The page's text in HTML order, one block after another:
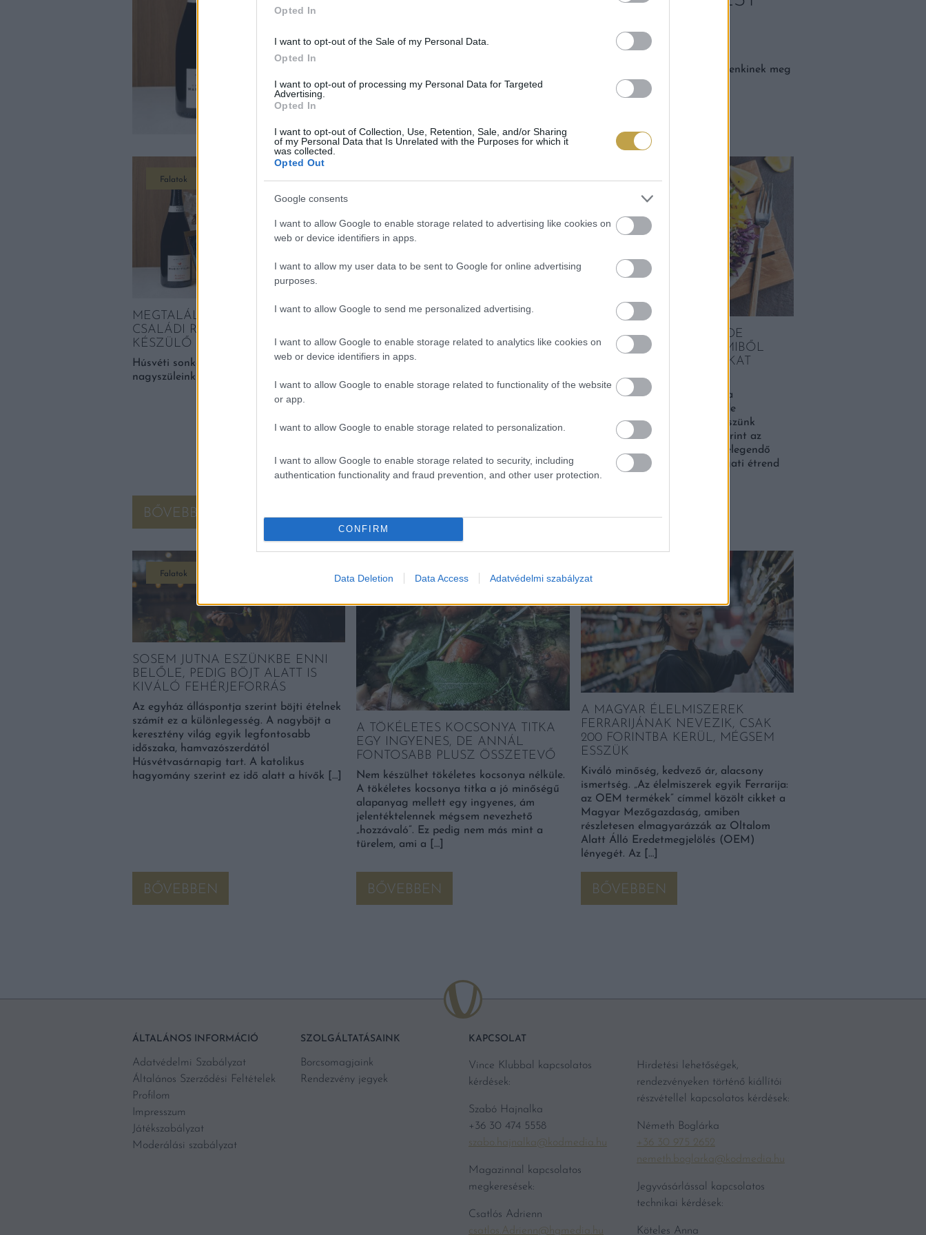
Opted In
I want to opt-out of the Sale of my Personal Data.
Opted In
I want to opt-out of processing my Personal Data for Targeted
Advertising.
Opted In
I want to opt-out of Collection, Use, Retention, Sale, and/or Sharing
of my Personal Data that Is Unrelated with the Purposes for which it
was collected.
Opted Out
Google consents
I want to allow Google to enable storage related to advertising like cookies on
web or device identifiers in apps.
I want to allow my user data to be sent to Google for online advertising
purposes.
I want to allow Google to send me personalized advertising.
I want to allow Google to enable storage related to analytics like cookies on
web or device identifiers in apps.
I want to allow Google to enable storage related to functionality of the website
or app.
I want to allow Google to enable storage related to personalization.
I want to allow Google to enable storage related to security, including
authentication functionality and fraud prevention, and other user protection.
CONFIRM
Data Deletion Data Access Adatvédelmi szabályzat
HELYÉRŐL!
Ezt a családi recept alapján készült finomságot mindenkinek meg
kell kóstolnia.
Falatok
MEGTALÁLTUK 2024 LEGJOBB,
CSALÁDI RECEPT ALAPJÁN
KÉSZÜLŐ HÚSVÉTI SONKÁJÁT!
Húsvéti sonka, ahogyan szüleink és
nagyszüleink főzték és füstölték.
BŐVEBBEN
Kortyok
A HEGYVIDÉK
HELYEN MEGVEHETSZ MINDENT
HÚSVÉTRA
finomságokról, a Hegyvidék
egyetlen Master Sommelier-je borokat is
Falatok
BÁRMILYEN MEGLEPŐ, DE
LÉTEZIK 4 ZÖLDSÉG, AMIBŐL
VESZÉLYES, HA TÚL SOKAT
ESZÜNK
A legtöbb egészséges étrend a
zöldségeket helyezi előtérbe, de
előfordulhat, hogy túl sokat eszünk
belőlük. A legtöbb kutatás szerint az
emberek többsége nem eszik elegendő
mennyiségű zöldséget. A nyugati étrend
[…]
Falatok
SOSEM JUTNA ESZÜNKBE ENNI
BELŐLE, PEDIG BÖJT ALATT IS
KIVÁLÓ FEHÉRJEFORRÁS
Az egyház álláspontja szerint böjti ételnek
számít ez a különlegesség. A nagyböjt a
keresztény világ egyik legfontosabb
időszaka, hamvazószerdától
Húsvétvasárnapig tart. A katolikus
hagyomány szerint ez idő alatt a hívők […]
BŐVEBBEN
Falatok
A TÖKÉLETES KOCSONYA TITKA
EGY INGYENES, DE ANNÁL
FONTOSABB PLUSZ ÖSSZETEVŐ
Nem készülhet tökéletes kocsonya nélküle.
A tökéletes kocsonya titka a jó minőségű
alapanyag mellett egy ingyenes, ám
jelentéktelennek mégsem nevezhető
„hozzávaló”. Ez pedig nem más mint a
türelem, ami a […]
BŐVEBBEN
A MAGYAR ÉLELMISZEREK
FERRARIJÁNAK NEVEZIK, CSAK
200 FORINTBA KERÜL, MÉGSEM
ESSZÜK
Kiváló minőség, kedvező ár, alacsony
ismertség. „Az élelmiszerek egyik Ferrarija:
az OEM termékek” címmel közölt cikket a
Magyar Mezőgazdaság, amiben
részletesen elmagyarázzák az Oltalom
Alatt Álló Eredetmegjelölés (OEM)
lényegét. Az […]
BŐVEBBEN
ÁLTALÁNOS INFORMÁCIÓ
Adatvédelmi Szabályzat
Általános Szerződési Feltételek
Profilom
Impresszum
Játékszabályzat
Moderálási szabályzat
SZOLGÁLTATÁSAINK
Borcsomagjaink
Rendezvény jegyek
KAPCSOLAT
Vince Klubbal kapcsolatos
kérdések:
Szabó Hajnalka
+36 30 474 5558
szabo.hajnalka@kodmedia.hu
Magazinnal kapcsolatos
megkeresések:
Csatlós Adrienn
csatlos.Adrienn@hgmedia.hu
Hirdetési lehetőségek,
rendezvényeken történő kiállítói
részvétellel kapcsolatos kérdések:
Németh Boglárka
+36 30 975 2652
nemeth.boglarka@kodmedia.hu
Jegyvásárlással kapcsolatos
technikai kérdések:
Köteles Anna